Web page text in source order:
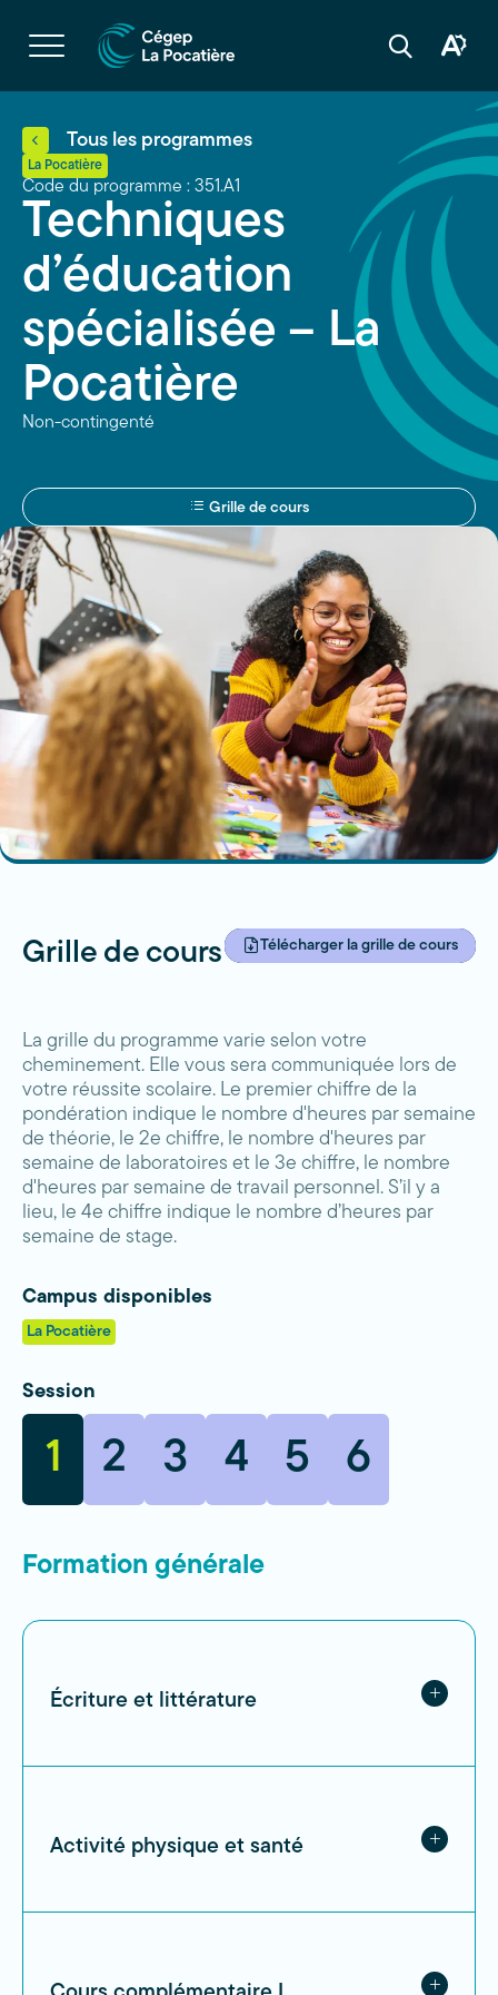
Ouvrir
la
navigation
Ouvrir
Ouvrir
Tous les programmes
La Pocatière
Code du programme : 351.A1
Techniques
d’éducation
spécialisée – La
Pocatière
Non-contingenté
Grille de cours
Grille de cours Télécharger la grille de cours
La grille du programme varie selon votre
cheminement. Elle vous sera communiquée lors de
votre réussite scolaire. Le premier chiffre de la
pondération indique le nombre d'heures par semaine
de théorie, le 2e chiffre, le nombre d'heures par
semaine de laboratoires et le 3e chiffre, le nombre
d'heures par semaine de travail personnel. S’il y a
lieu, le 4e chiffre indique le nombre d’heures par
semaine de stage.
Campus disponibles
La Pocatière
Session
1 2 3 4 5 6
Formation générale
Écriture et littérature
Activité physique et santé